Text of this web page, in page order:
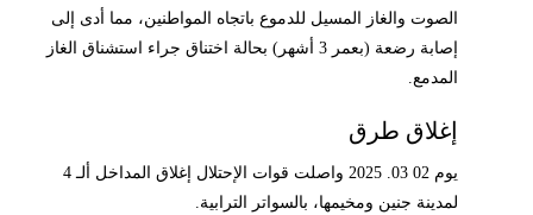
الصوت والغاز المسيل للدموع باتجاه المواطنين، مما أدى إلى
إصابة رضعة (بعمر 3 أشهر) بحالة اختناق جراء استشناق الغاز
المدمع.
إغلاق طرق
يوم 02 03. 2025 واصلت قوات الإحتلال إغلاق المداخل ألـ 4
لمدينة جنين ومخيمها، بالسواتر الترابية.